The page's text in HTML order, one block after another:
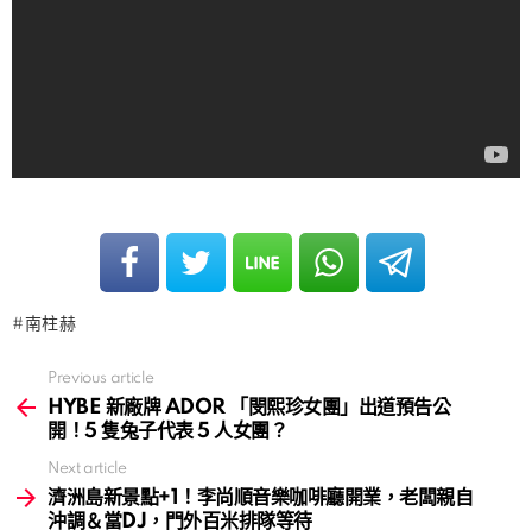
南柱赫
more
Previous article
HYBE 新廠牌 ADOR 「閔熙珍女團」出道預告公
開！5 隻兔子代表 5 人女團？
Next article
濟洲島新景點+1！李尚順音樂咖啡廳開業，老闆親自
沖調＆當DJ，門外百米排隊等待